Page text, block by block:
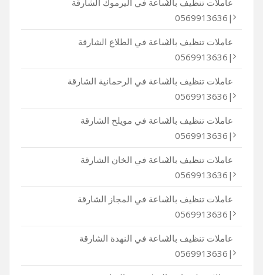
|0569913636
عاملات تنظيف بالساعة في الطلاع الشارقة
|0569913636
عاملات تنظيف بالساعة في الرحمانية الشارقة
|0569913636
عاملات تنظيف بالساعة في مويلح الشارقة
|0569913636
عاملات تنظيف بالساعة في الخان الشارقة
|0569913636
عاملات تنظيف بالساعة في المجاز الشارقة
|0569913636
عاملات تنظيف بالساعة في النهدة الشارقة
|0569913636